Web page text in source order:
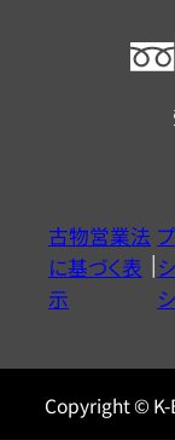
古物営業法
に基づく表
示
Copyright © K-